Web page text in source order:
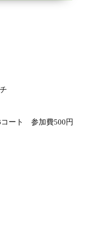
ート 参加費500円